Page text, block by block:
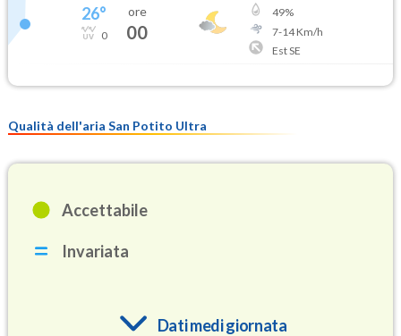
26°
0
ore
00
49%
7-14Km/h
Est SE
Qualità dell'aria San Potito Ultra
Accettabile
Invariata
Dati medi giornata